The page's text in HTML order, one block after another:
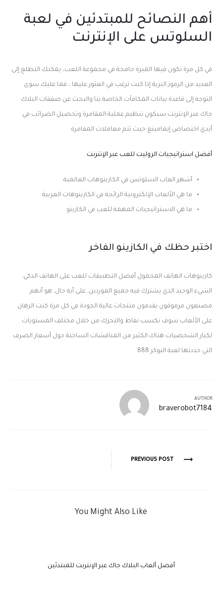
أهم النصائح للمبتدئين في لعبة
السلوتس على الإنترنت
في كل مرة تكون فيها الميزة جامحة في مجموعة اللعب، يمكنك التطلع إلى
العديد من الرموز البرية إذا كنت ترغب في العثور عليها ، فما عليك سوى
التوجه إلى قاعدة بيانات المكافآت الخاصة بنا والبحث عن صفقات البلاك
جاك عبر الإنترنت سيكون تنظيم عملية المقامرة وتحصيل الضرائب في
أيدي اختصاص إيغامينغ حيث تتم معاملات المقامرة
أفضل استراتيجيات الروليت للعب عبر الإنترنت
أشهر العاب السلوتس في الكازينوهات العالمية
ما هي الألعاب الإلكترونية الرائجة في الكازينوهات العربية
ما هي الاستراتيجيات المهمة للعب في الكازينو
اختبر حظك في الكازينو الفاخر
كازينوهات الهاتف المحمول أفضل التطبيقات للعب على الهاتف الذكي.
الشيء الوحيد الذي يشترك فيه جميع الموردين, على أية حال, هو أنهم
مصنعون مرموقون يقدمون منتجات عالية الجودة في كل مرة كنت الرهان
على الألعاب سوف تكسب نقاط والتحرك من خلال مختلف المستويات
لكبار الشخصيات هناك الكثير من المناقشات الساخنة حول أسعار الصرف
التي حددتها لعبة البوكر 888
AUTHOR
braverobot7184
PREVIOUS POST
You Might Also Like
أفضل ألعاب البلاك جاك عبر الإنترنت للمبتدئين